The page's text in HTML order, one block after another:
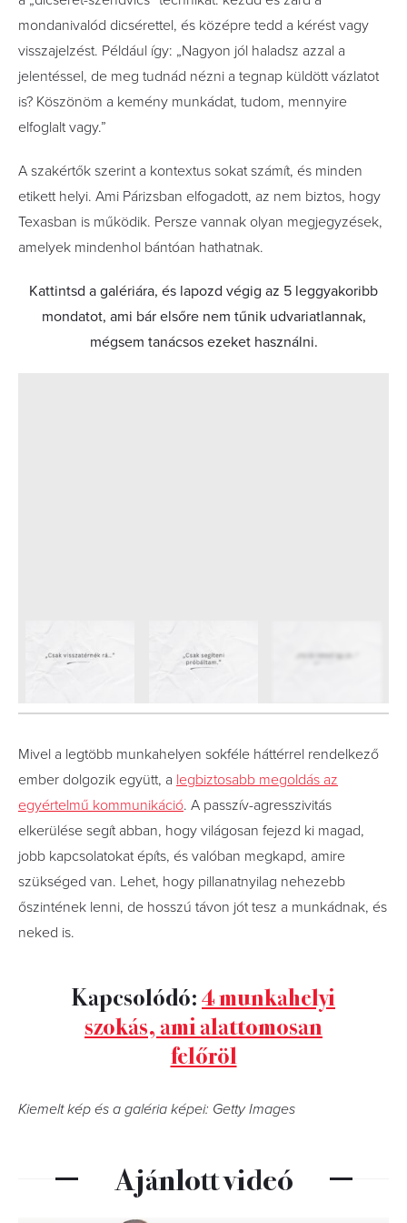
mondanivalód dicsérettel, és középre tedd a kérést vagy
visszajelzést. Például így: „Nagyon jól haladsz azzal a
jelentéssel, de meg tudnád nézni a tegnap küldött vázlatot
is? Köszönöm a kemény munkádat, tudom, mennyire
elfoglalt vagy.”
A szakértők szerint a kontextus sokat számít, és minden
etikett helyi. Ami Párizsban elfogadott, az nem biztos, hogy
Texasban is működik. Persze vannak olyan megjegyzések,
amelyek mindenhol bántóan hathatnak.
Kattintsd a galériára, és lapozd végig az 5 leggyakoribb
mondatot, ami bár elsőre nem tűnik udvariatlannak,
mégsem tanácsos ezeket használni.
Mivel a legtöbb munkahelyen sokféle háttérrel rendelkező
ember dolgozik együtt, a legbiztosabb megoldás az
egyértelmű kommunikáció. A passzív-agresszivitás
elkerülése segít abban, hogy világosan fejezd ki magad,
jobb kapcsolatokat építs, és valóban megkapd, amire
szükséged van. Lehet, hogy pillanatnyilag nehezebb
őszintének lenni, de hosszú távon jót tesz a munkádnak, és
neked is.
Kapcsolódó:4 munkahelyi
szokás, ami alattomosan
felőröl
Kiemelt kép és a galéria képei: Getty Images
Ajánlott videó